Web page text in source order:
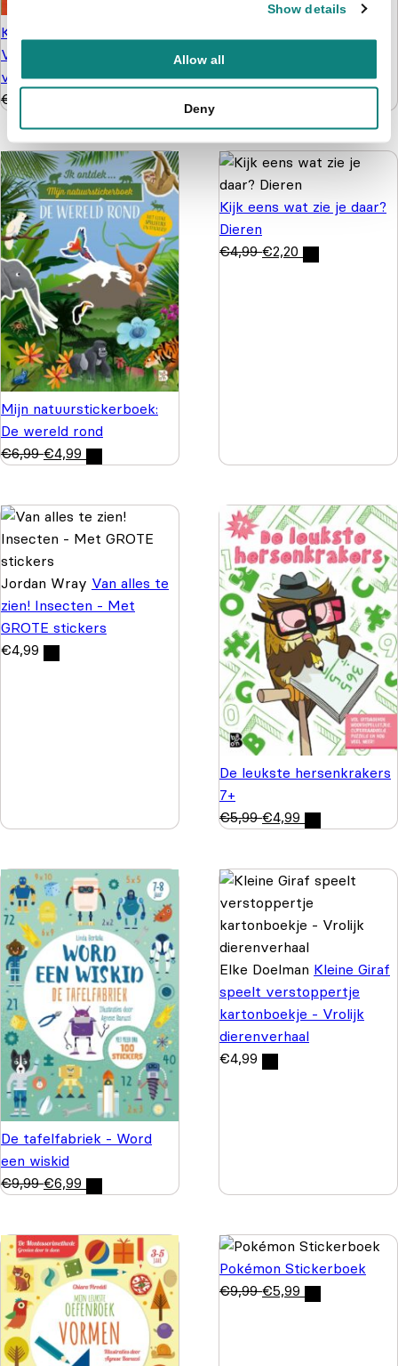
Show details
Allow all
Deny
Kleuren op Nummer -
Vanaf 5 jaar - 128
verrassingen
€
Mijn natuurstickerboek:
De wereld rond
€6,99 €4,99
Kijk eens wat zie je daar?
Dieren
€4,99 €2,20
Jordan Wray Van alles te
zien! Insecten - Met
GROTE stickers
€4,99
De leukste hersenkrakers
7+
€5,99 €4,99
De tafelfabriek - Word
een wiskid
€9,99 €6,99
Elke Doelman Kleine Giraf
speelt verstoppertje
kartonboekje - Vrolijk
dierenverhaal
€4,99
Pokémon Stickerboek
€9,99 €5,99